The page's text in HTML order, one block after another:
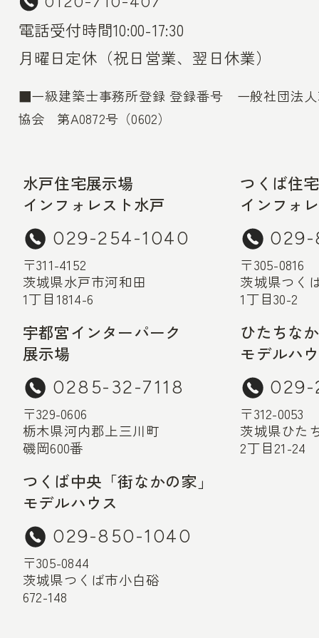
電話受付時間10:00-17:30
月曜日定休（祝日営業、翌日休業）
■一級建築士事務所登録 登録番号 一般社団法人
協会 第A0872号（0602）
水戸住宅展示場
インフォレスト水戸
029-254-1040
〒311-4152
茨城県水戸市河和田
1丁目1814-6
つくば住
インフォ
〒305-0816
茨城県つく
1丁目30-2
宇都宮インターパーク
展示場
0285-32-7118
〒329-0606
栃木県河内郡上三川町
磯岡600番
ひたちな
モデルハ
029-
〒312-0053
茨城県ひた
2丁目21-24
つくば中央「街なかの家」
モデルハウス
029-850-1040
〒305-0844
茨城県つくば市小白硲
672-148